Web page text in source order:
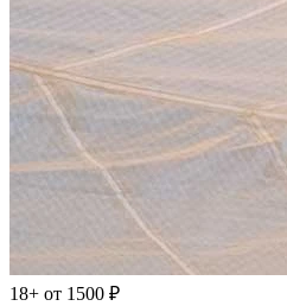
18+ от 1500 ₽